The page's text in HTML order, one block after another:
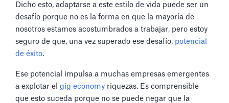
Dicho esto, adaptarse a este estilo de vida puede ser un
desafío porque no es la forma en que la mayoría de
nosotros estamos acostumbrados a trabajar, pero estoy
seguro de que, una vez superado ese desafío, potencial
de éxito.
Ese potencial impulsa a muchas empresas emergentes
a explotar el gig economy riquezas. Es comprensible
que esto suceda porque no se puede negar que la